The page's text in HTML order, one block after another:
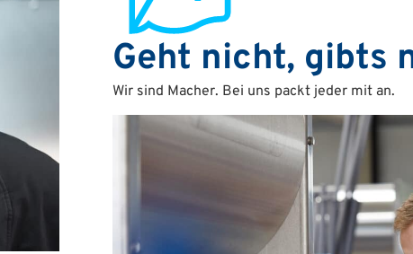
Geht nicht, gibts
Wir sind Macher. Bei uns packt jeder mit an.